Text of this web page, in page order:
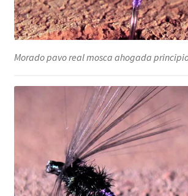
Morado pavo real mosca ahogada